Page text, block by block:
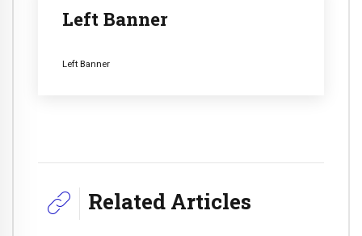
Left Banner
Left Banner
Related Articles